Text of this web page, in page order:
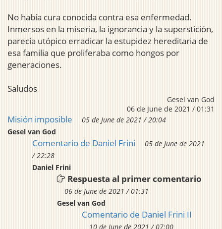
No había cura conocida contra esa enfermedad.
Inmersos en la miseria, la ignorancia y la superstición,
parecía utópico erradicar la estupidez hereditaria de
esa familia que proliferaba como hongos por
generaciones.
Saludos
Gesel van God
06 de June de 2021 / 01:31
Misión imposible
05 de June de 2021 / 20:04
Gesel van God
Comentario de Daniel Frini
05 de June de 2021
/ 22:28
Daniel Frini
Respuesta al primer comentario
06 de June de 2021 / 01:31
Gesel van God
Comentario de Daniel Frini II
10 de June de 2021 / 07:00